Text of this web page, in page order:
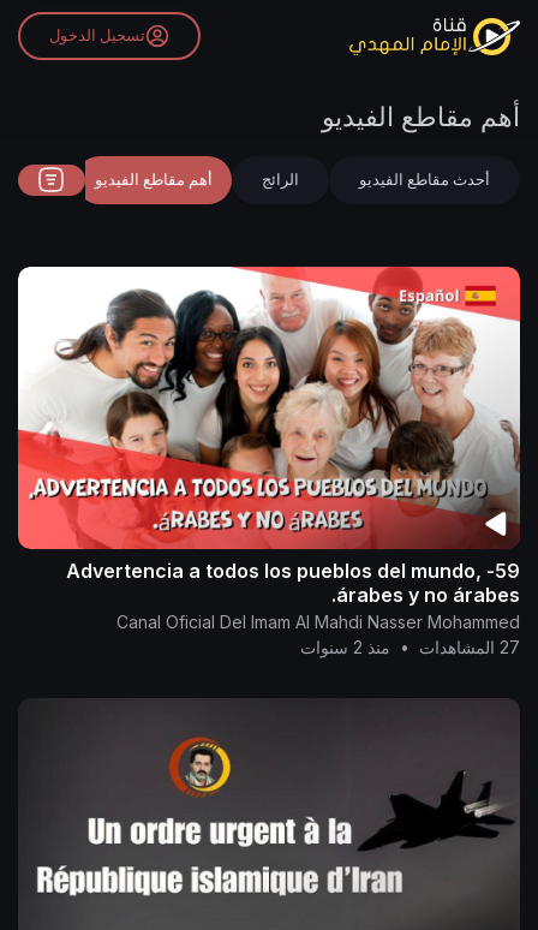
تسجيل الدخول
أهم مقاطع الفيديو
أحدث مقاطع الفيديو الرائج أهم مقاطع الفيديو
59- Advertencia a todos los pueblos del mundo,
árabes y no árabes.
Canal Oficial Del Imam Al Mahdi Nasser Mohammed
27 المشاهدات
• منذ 2 سنوات